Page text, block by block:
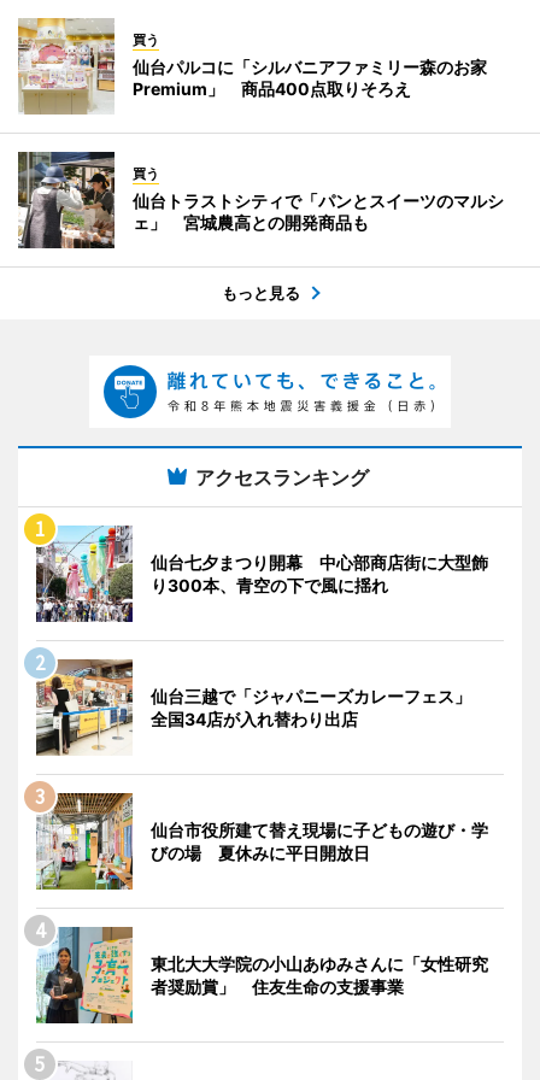
買う
仙台パルコに「シルバニアファミリー森のお家
Premium」 商品400点取りそろえ
買う
仙台トラストシティで「パンとスイーツのマルシ
ェ」 宮城農高との開発商品も
もっと見る
アクセスランキング
仙台七夕まつり開幕 中心部商店街に大型飾
り300本、青空の下で風に揺れ
仙台三越で「ジャパニーズカレーフェス」
全国34店が入れ替わり出店
仙台市役所建て替え現場に子どもの遊び・学
びの場 夏休みに平日開放日
東北大大学院の小山あゆみさんに「女性研究
者奨励賞」 住友生命の支援事業